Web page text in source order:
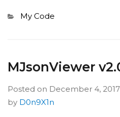
Categories
My Code
MJsonViewer
Posted on December 4, 2017
by D0n9X1n